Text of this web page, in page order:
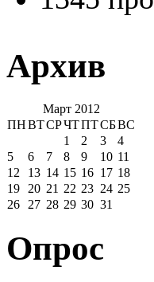
Архив
Март 2012
ПНВТСРЧТПТСБВС
1
2 3
4
5
6 7 8 9 10 11
12
13 14 15 16 17 18
19
20 21 22 23 24 25
26
27 28 29 30 31
Опрос